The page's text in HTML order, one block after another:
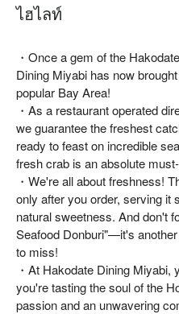
ไฮไลท์
・Once a gem of the
Dining Miyabi has now
popular Bay Area!
・As a restaurant operated
we guarantee the freshest
ready to feast on incredible
fresh crab is an absolute
・We're all about freshness!
only after you order, serving it
natural sweetness. And don't
Seafood Donburi"—it's
to miss!
・At Hakodate Dining Miyabi,
you're tasting the soul of the
passion and an unwavering